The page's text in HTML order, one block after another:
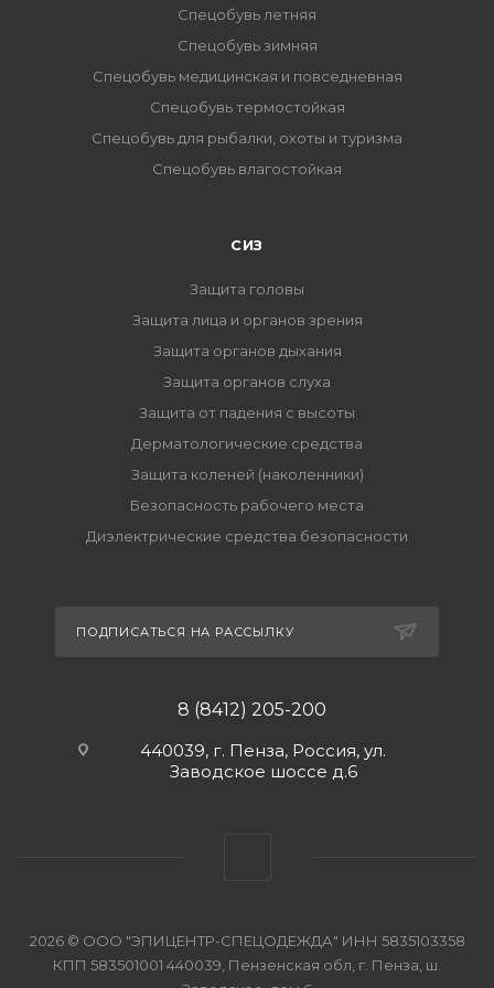
Спецобувь летняя
Спецобувь зимняя
Спецобувь медицинская и повседневная
Спецобувь термостойкая
Спецобувь для рыбалки, охоты и туризма
Спецобувь влагостойкая
СИЗ
Защита головы
Защита лица и органов зрения
Защита органов дыхания
Защита органов слуха
Защита от падения с высоты
Дерматологические средства
Защита коленей (наколенники)
Безопасность рабочего места
Диэлектрические средства безопасности
ПОДПИСАТЬСЯ НА РАССЫЛКУ
8 (8412) 205-200
440039, г. Пенза, Россия, ул.
Заводское шоссе д.6
2026 © ООО "ЭПИЦЕНТР-СПЕЦОДЕЖДА" ИНН 5835103358
КПП 583501001 440039, Пензенская обл, г. Пенза, ш.